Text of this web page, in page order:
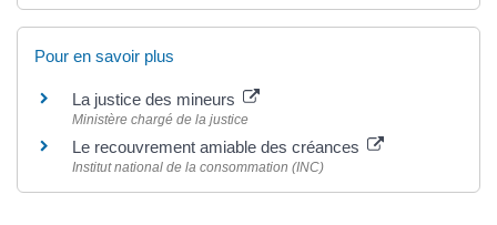
Pour en savoir plus
La justice des mineurs
Ministère chargé de la justice
Le recouvrement amiable des créances
Institut national de la consommation (INC)